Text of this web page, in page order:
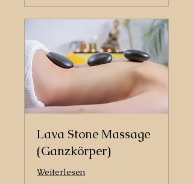
Lava Stone Massage
(Ganzkörper)
Weiterlesen